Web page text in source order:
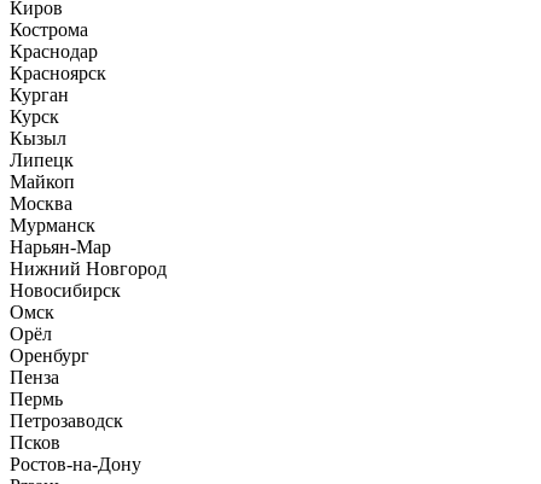
Киров
Кострома
Краснодар
Красноярск
Курган
Курск
Кызыл
Липецк
Майкоп
Москва
Мурманск
Нарьян-Мар
Нижний Новгород
Новосибирск
Омск
Орёл
Оренбург
Пенза
Пермь
Петрозаводск
Псков
Ростов-на-Дону